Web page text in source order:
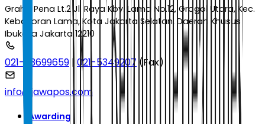
Graha Pena Lt.2 Jl. Raya Kby. Lama No.12, Grogol Utara, Kec.
Kebayoran Lama, Kota Jakarta Selatan, Daerah Khusus
Ibukota Jakarta 12210
021-53699659 | 021-5349207 (Fax)
info@jawapos.com
Awarding